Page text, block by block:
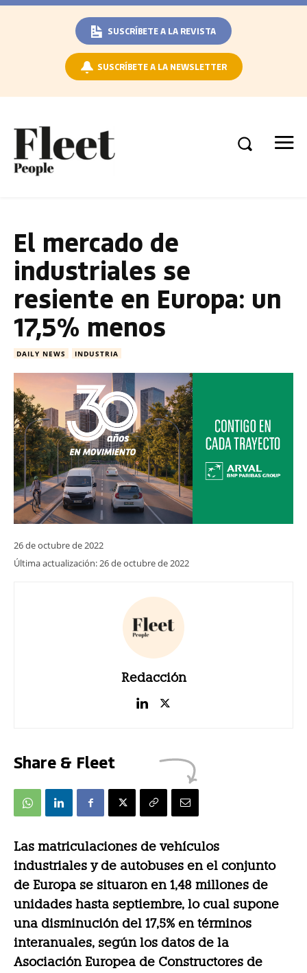
SUSCRÍBETE A LA REVISTA
SUSCRÍBETE A LA NEWSLETTER
El mercado de
industriales se
resiente en Europa: un
17,5% menos
DAILY NEWS INDUSTRIA
26 de octubre de 2022
Última actualización:26 de octubre de 2022
Redacción
Share & Fleet
Las matriculaciones de vehículos
industriales y de autobuses en el conjunto
de Europa se situaron en 1,48 millones de
unidades hasta septiembre, lo cual supone
una disminución del 17,5% en términos
interanuales, según los datos de la
Asociación Europea de Constructores de